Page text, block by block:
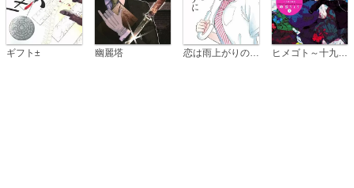
ギフト± 幽麗塔 ヒメゴト～十九歳の制服～